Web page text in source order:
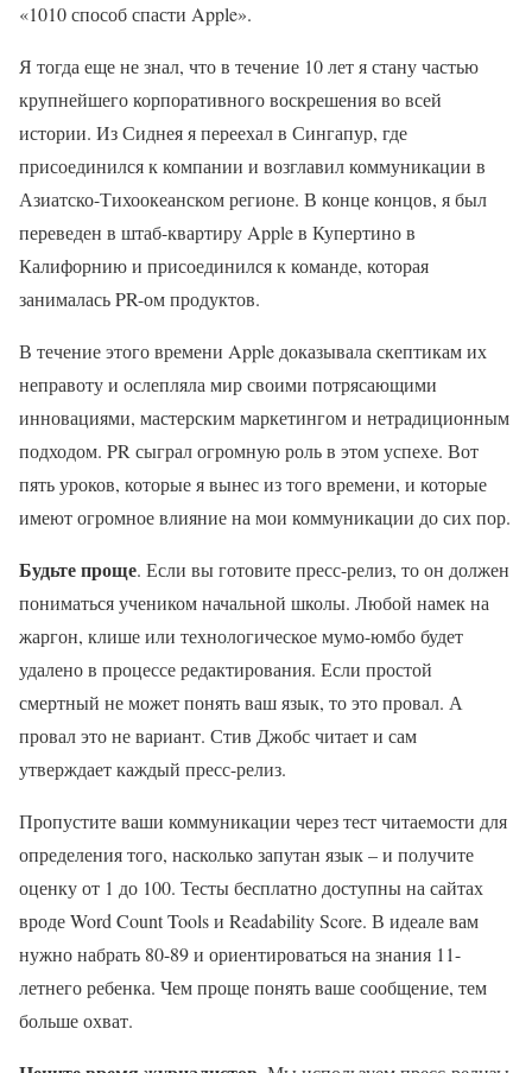
«1010 способ спасти Apple».
Я тогда еще не знал, что в течение 10 лет я стану частью
крупнейшего корпоративного воскрешения во всей
истории. Из Сиднея я переехал в Сингапур, где
присоединился к компании и возглавил коммуникации в
Азиатско-Тихоокеанском регионе. В конце концов, я был
переведен в штаб-квартиру Apple в Купертино в
Калифорнию и присоединился к команде, которая
занималась PR-ом продуктов.
В течение этого времени Apple доказывала скептикам их
неправоту и ослепляла мир своими потрясающими
инновациями, мастерским маркетингом и нетрадиционным
подходом. PR сыграл огромную роль в этом успехе. Вот
пять уроков, которые я вынес из того времени, и которые
имеют огромное влияние на мои коммуникации до сих пор.
Будьте проще. Если вы готовите пресс-релиз, то он должен
пониматься учеником начальной школы. Любой намек на
жаргон, клише или технологическое мумо-юмбо будет
удалено в процессе редактирования. Если простой
смертный не может понять ваш язык, то это провал. А
провал это не вариант. Стив Джобс читает и сам
утверждает каждый пресс-релиз.
Пропустите ваши коммуникации через тест читаемости для
определения того, насколько запутан язык – и получите
оценку от 1 до 100. Тесты бесплатно доступны на сайтах
вроде Word Count Tools и Readability Score. В идеале вам
нужно набрать 80-89 и ориентироваться на знания 11-
летнего ребенка. Чем проще понять ваше сообщение, тем
больше охват.